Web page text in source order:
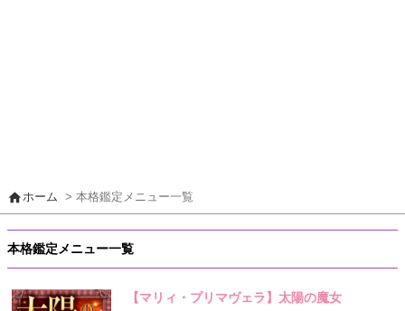
homeホーム > 本格鑑定メニュー一覧
本格鑑定メニュー一覧
【マリィ・プリマヴェラ】太陽の魔女